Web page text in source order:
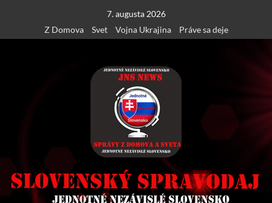
content
7. augusta 2026
Z Domova
Svet Vojna Ukrajina Práve sa deje